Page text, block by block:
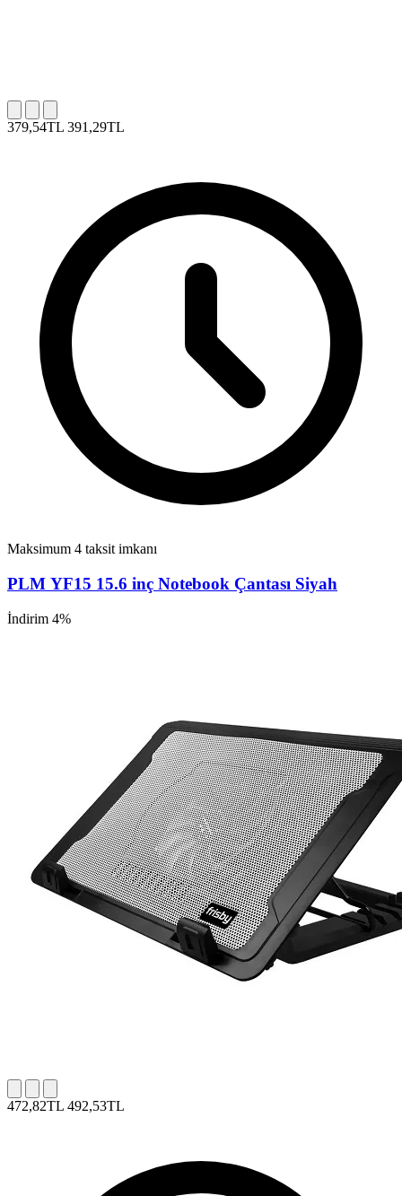
379,54TL 391,29TL
Maksimum 4 taksit imkanı
PLM YF15 15.6 inç Notebook Çantası Siyah
İndirim 4%
472,82TL 492,53TL